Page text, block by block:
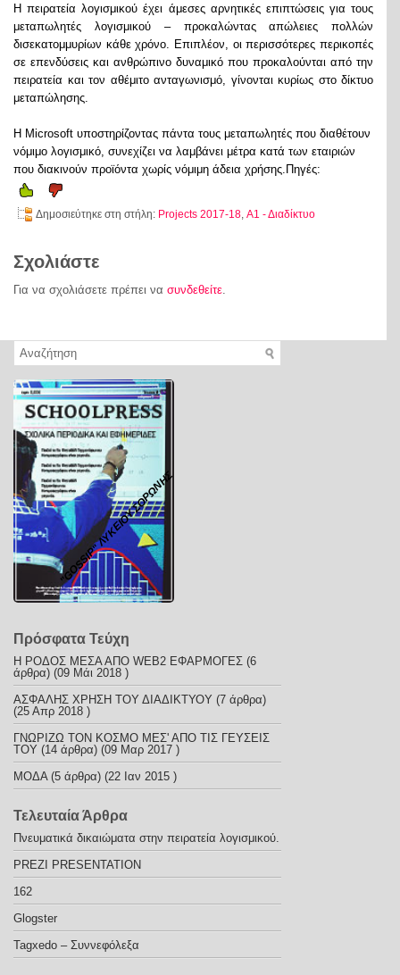
Η πειρατεία λογισμικού έχει άμεσες αρνητικές επιπτώσεις για τους
μεταπωλητές λογισμικού – προκαλώντας απώλειες πολλών
δισεκατομμυρίων κάθε χρόνο. Επιπλέον, οι περισσότερες περικοπές
σε επενδύσεις και ανθρώπινο δυναμικό που προκαλούνται από την
πειρατεία και τον αθέμιτο ανταγωνισμό, γίνονται κυρίως στο δίκτυο
μεταπώλησης.
Η Microsoft υποστηρίζοντας πάντα τους μεταπωλητές που διαθέτουν
νόμιμο λογισμικό, συνεχίζει να λαμβάνει μέτρα κατά των εταιριών
που διακινούν προϊόντα χωρίς νόμιμη άδεια χρήσης.Πηγές:
Δημοσιεύτηκε στη στήλη: Projects 2017-18, Α1 - Διαδίκτυο
Σχολιάστε
Για να σχολιάσετε πρέπει να συνδεθείτε.
"GOSSIP" ΛΥΚΕΙΟΥ ΣΟΡΩΝΗΣ
Πρόσφατα Τεύχη
Η ΡΟΔΟΣ ΜΕΣΑ ΑΠΟ WEB2 ΕΦΑΡΜΟΓΕΣ (6
άρθρα) (09 Μάι 2018 )
ΑΣΦΑΛΗΣ ΧΡΗΣΗ ΤΟΥ ΔΙΑΔΙΚΤΥΟΥ (7 άρθρα)
(25 Απρ 2018 )
ΓΝΩΡΙΖΩ ΤΟΝ ΚΟΣΜΟ ΜΕΣ' ΑΠΟ ΤΙΣ ΓΕΥΣΕΙΣ
ΤΟΥ (14 άρθρα) (09 Μαρ 2017 )
ΜΟΔΑ(5 άρθρα) (22 Ιαν 2015 )
Τελευταία Άρθρα
Πνευματικά δικαιώματα στην πειρατεία λογισμικού.
PREZI PRESENTATION
162
Glogster
Tagxedo – Συννεφόλεξα